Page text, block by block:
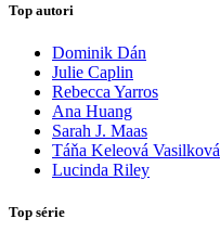
Top autori
Dominik Dán
Julie Caplin
Rebecca Yarros
Ana Huang
Sarah J. Maas
Táňa Keleová Vasilková
Lucinda Riley
Top série